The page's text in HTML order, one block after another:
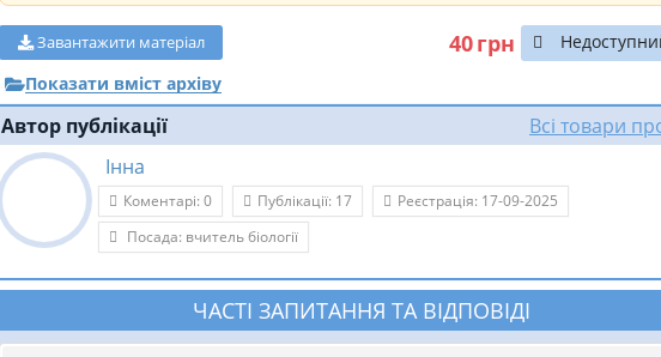
40грн
Завантажити матеріал
Показати вміст архіву
Автор публікації
Всі товари
Інна
Коментарі: 0 Публікації: 17
Реєстрація: 17-09-2025
Посада: вчитель біології
ЧАСТІ ЗАПИТАННЯ ТА ВІДПОВІДІ